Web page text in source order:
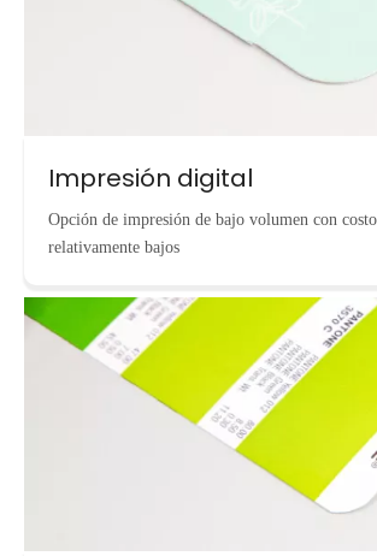
Impresión digital
Opción de impresión de bajo volumen con
relativamente bajos